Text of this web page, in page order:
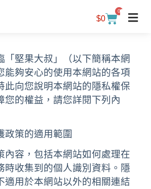
$0
0
「堅果大叔」（以下簡稱本網
能夠安心的使用本網站的各項
此向您說明本網站的隱私權保
您的權益，請您詳閱下列內
政策的適用範圍
內容，包括本網站如何處理在
時收集到的個人識別資料。隱
適用於本網站以外的相關連結